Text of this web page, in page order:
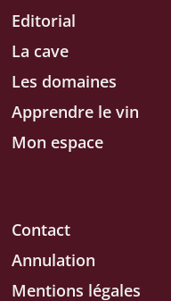
Editorial
La cave
Les domaines
Apprendre le vin
Mon espace
Contact
Annulation
Mentions légales